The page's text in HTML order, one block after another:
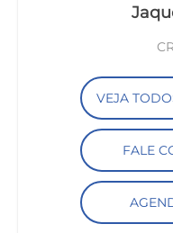
VEJA
FALE